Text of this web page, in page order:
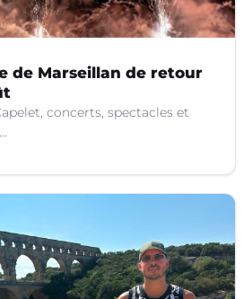
de Marseillan de retour
concerts, spectacles et